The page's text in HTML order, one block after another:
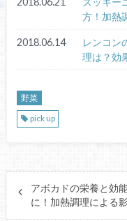
方！加熱
2018.06.14
レンコン
理は？効
野菜
pick up
アボカドの栄養と効
に！加熱調理による